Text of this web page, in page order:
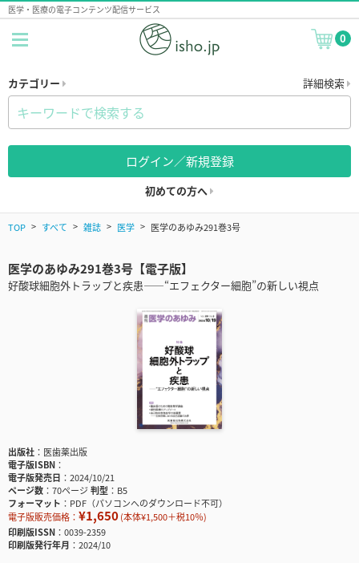
医学・医療の電子コンテンツ配信サービス
0
カテゴリー 詳細検索
ログイン／新規登録
初めての方へ
TOP すべて 雑誌 医学 医学のあゆみ291巻3号
医学のあゆみ291巻3号【電子版】
好酸球細胞外トラップと疾患――“エフェクター細胞”の新しい視点
出版社
医歯薬出版
電子版ISBN
電子版発売日
2024/10/21
ページ数
70ページ判型
B5
フォーマット
PDF（パソコンへのダウンロード不可）
電子版販売価格： ¥1,650(本体¥1,500＋税10％)
印刷版ISSN
0039-2359
印刷版発行年月
2024/10